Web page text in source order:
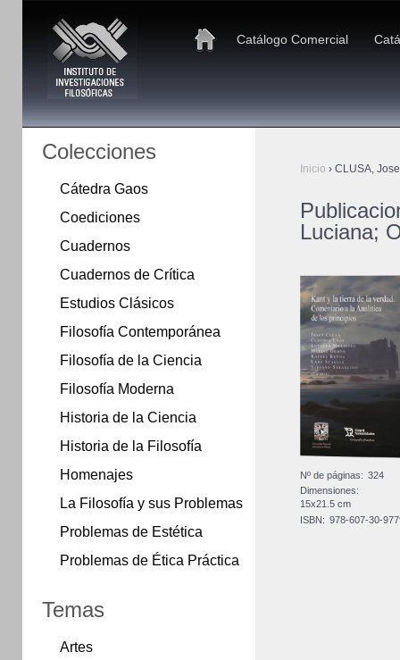
Catálogo Comercial
Inicio › CLUSA,
Luciana;
Nº de páginas: 324
Dimensiones:
15x21.5 cm
ISBN: 978-607-30-
Colecciones
Cátedra Gaos
Coediciones
Cuadernos
Cuadernos de Crítica
Estudios Clásicos
Filosofía Contemporánea
Filosofía de la Ciencia
Filosofía Moderna
Historia de la Ciencia
Historia de la Filosofía
Homenajes
La Filosofía y sus Problemas
Problemas de Estética
Problemas de Ética Práctica
Temas
Artes